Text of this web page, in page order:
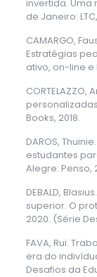
invertida.
de Janeiro:
CAMARGO,
Estratégias
ativo, on-line e
Books, 2018.
DAROS,
estudantes
Alegre: Penso,
DEBALD,
superior. O
2020. (Série
FAVA, Rui.
era do
Desafios da